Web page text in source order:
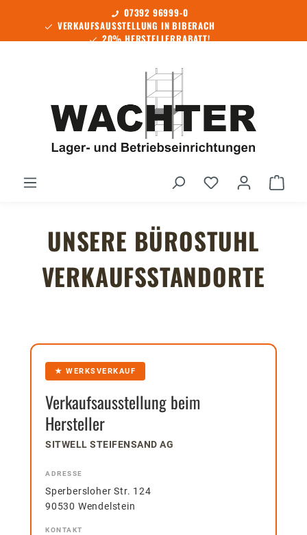
Zum Hauptinhalt springen07392 96999-0
VERKAUFSAUSSTELLUNG IN BIBERACH
20% HERSTELLERRABATT!
Du hast 0
UNSERE BÜROSTUHL
VERKAUFSSTANDORTE
★ WERKSVERKAUF
Verkaufsausstellung beim
Hersteller
SITWELL STEIFENSAND AG
ADRESSE
Sperbersloher Str. 124
90530 Wendelstein
KONTAKT